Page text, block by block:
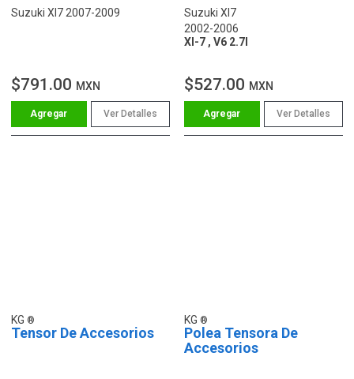
Suzuki Xl7 2007-2009
$791.00 MXN
Ver Detalles
Suzuki Xl7
2002-2006
Xl-7 , V6 2.7l
$527.00 MXN
Ver Detalles
KG
Tensor De Accesorios
KG
Polea Tensora De
Accesorios